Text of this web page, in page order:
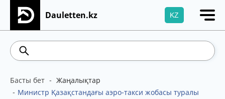
Dauletten.kz KZ
Сіздің өтінішіңіз сәтті жіберілді, Рақмет!
Басты бет
Жаңалықтар
Министр Қазақстандағы аэро-такси жобасы туралы